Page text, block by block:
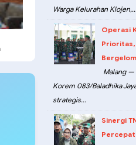
Warga Kelurahan
Operasi
Malang —
Korem 083/Baladhika
strategis...
Sinergi
Percepat